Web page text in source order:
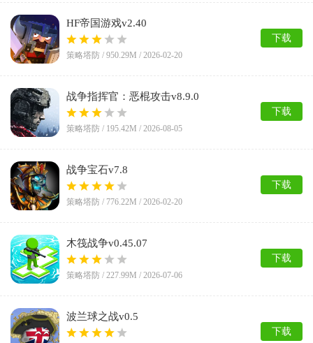
HF帝国游戏v2.40
策略塔防 / 950.29M / 2026-02-20
下载
战争指挥官：恶棍攻击v8.9.0
策略塔防 / 195.42M / 2026-08-05
下载
战争宝石v7.8
策略塔防 / 776.22M / 2026-02-20
下载
木筏战争v0.45.07
策略塔防 / 227.99M / 2026-07-06
下载
波兰球之战v0.5
下载